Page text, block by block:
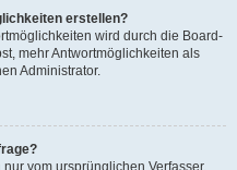
erstellen?
wird durch die Board-
mehr Antwortmöglichkeiten als
Administrator.
vom ursprünglichen Verfasser,